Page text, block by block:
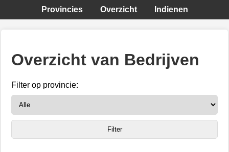
Provincies Overzicht Indienen
Overzicht van Bedrijven
Filter op provincie: